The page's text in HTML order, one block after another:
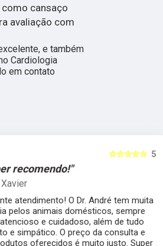
cansaço
avaliação com
e também
Cardiologia
em contato
5
☆☆☆☆☆
O Dr. André tem muita
animais domésticos, sempre
e cuidadoso, além de tudo
O preço da consulta e
oferecidos é muito justo. Super